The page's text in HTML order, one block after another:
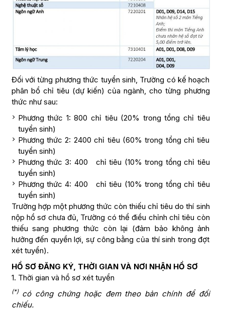
Đối với từng phương thức tuyển sinh, Trường có kế hoạch
phân bổ chỉ tiêu (dự kiến) của ngành, cho từng phương
thức như sau:
Phương thức 1: 800 chỉ tiêu (20% trong tổng chỉ tiêu
tuyển sinh)
Phương thức 2: 2400 chỉ tiêu (60% trong tổng chỉ tiêu
tuyển sinh)
Phương thức 3: 400 chỉ tiêu (10% trong tổng chỉ tiêu
tuyển sinh)
Phương thức 4: 400 chỉ tiêu (10% trong tổng chỉ tiêu
tuyển sinh)
Trường hợp một phương thức còn thiếu chỉ tiêu do thí sinh
nộp hồ sơ chưa đủ, Trường có thể điều chỉnh chỉ tiêu còn
thiếu sang phương thức còn lại (đảm bảo không ảnh
hưởng đến quyền lợi, sự công bằng của thí sinh trong đợt
xét tuyển).
HỒ SƠ ĐĂNG KÝ, THỜI GIAN VÀ NƠI NHẬN HỒ SƠ
1. Thời gian và hồ sơ xét tuyển
(*)có công chứng hoặc đem theo bản chính để đối
chiếu.